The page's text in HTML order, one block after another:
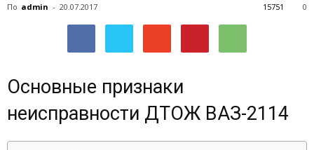
автомобилях
Лада
По admin - 20.07.2017 0
15751
Основные признаки
неисправности ДТОЖ ВАЗ-2114